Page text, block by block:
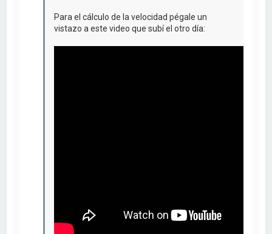
Para el cálculo de la velocidad pégale un
vistazo a este video que subí el otro día: